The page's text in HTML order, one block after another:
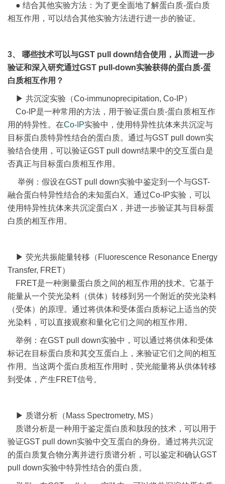
● 结合其他实验方法：为了更全面地了解蛋白质-蛋白质
相互作用，可以结合其他实验方法进行进一步的验证。
3、 哪些技术可以与GST pull down结合使用，从而进一步
验证和深入研究通过GST pull-down实验获得的蛋白质-蛋
白质相互作用？
▶ 共沉淀实验（Co-immunoprecipitation, Co-IP）
Co-IP是一种常用的方法，用于验证蛋白质-蛋白质相互作
用的特异性。在Co-IP实验中，使用特异性抗体来共沉淀与
目标蛋白质特异性结合的蛋白质。通过与GST pull down实
验结合使用，可以验证GST pull down结果中的交互蛋白是
否真正与目标蛋白质相互作用。
举例：假设在GST pull down实验中鉴定到一个与GST-
融合蛋白特异性结合的未知蛋白X。通过Co-IP实验，可以
使用特异性抗体来共沉淀蛋白X，并进一步验证其与目标蛋
白质的相互作用。
▶ 荧光共振能量转移（Fluorescence Resonance Energy
Transfer, FRET）
FRET是一种测量蛋白质之间的相互作用的技术。它基于
能量从一个荧光染料（供体）转移到另一个附近的荧光染料
（受体）的原理。通过将供体和受体蛋白质标记上适当的荧
光染料，可以直接观察和量化它们之间的相互作用。
举例：在GST pull down实验中，可以通过将供体和受体
标记在目标蛋白质和其交互蛋白上，来验证它们之间的相互
作用。当这两个蛋白质相互作用时，荧光能量将从供体转移
到受体，产生FRET信号。
▶ 质谱分析（Mass Spectrometry, MS）
质谱分析是一种用于鉴定蛋白质和肽段的技术，可以用于
验证GST pull down实验中交互蛋白的身份。通过将共沉淀
的蛋白质复合物分离并进行质谱分析，可以鉴定和确认GST
pull down实验中特异性结合的蛋白质。